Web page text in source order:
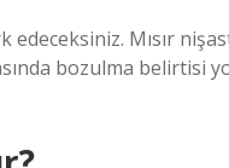
edeceksiniz. Mısır
bozulma belirtisi